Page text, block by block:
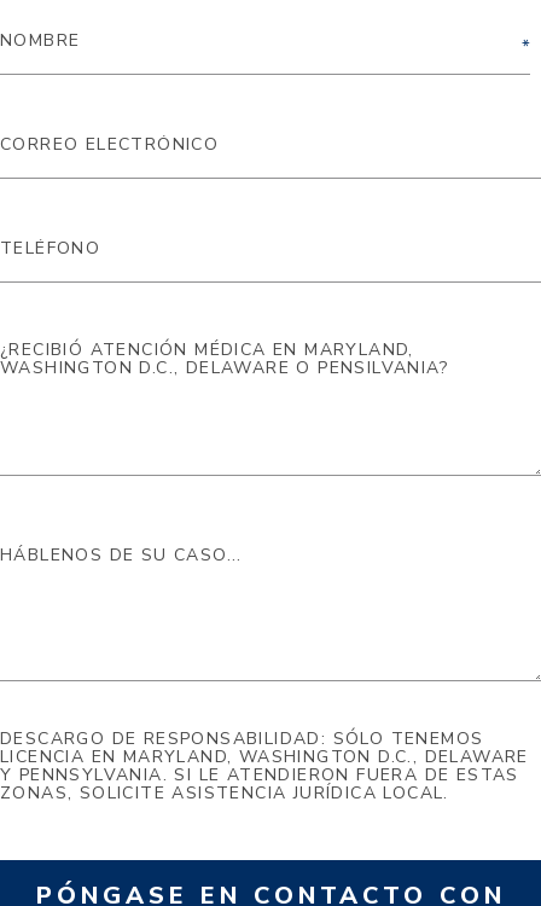
DESCARGO DE RESPONSABILIDAD: SÓLO TENEMOS
LICENCIA EN MARYLAND, WASHINGTON D.C., DELAWARE
Y PENNSYLVANIA. SI LE ATENDIERON FUERA DE ESTAS
ZONAS, SOLICITE ASISTENCIA JURÍDICA LOCAL.
PÓNGASE EN CONTACTO CON